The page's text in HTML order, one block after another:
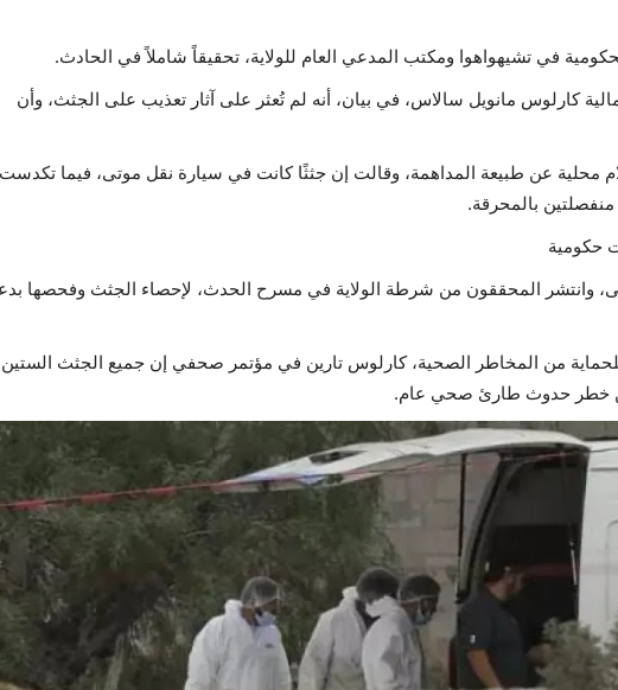
في تشيهواهوا ومكتب المدعي العام للولاية، تحقيقاً شاملاً في الحادث.
كارلوس مانويل سالاس، في بيان، أنه لم تُعثر على آثار تعذيب على الجثث، وأن
محلية عن طبيعة المداهمة، وقالت إن جثثًا كانت في سيارة نقل موتى، فيما تكدست
بالمحرقة.
حكومية
وانتشر المحققون من شرطة الولاية في مسرح الحدث، لإحصاء الجثث وفحصها
من المخاطر الصحية، كارلوس تارين في مؤتمر صحفي إن جميع الجثث الستين
خطر حدوث طارئ صحي عام.